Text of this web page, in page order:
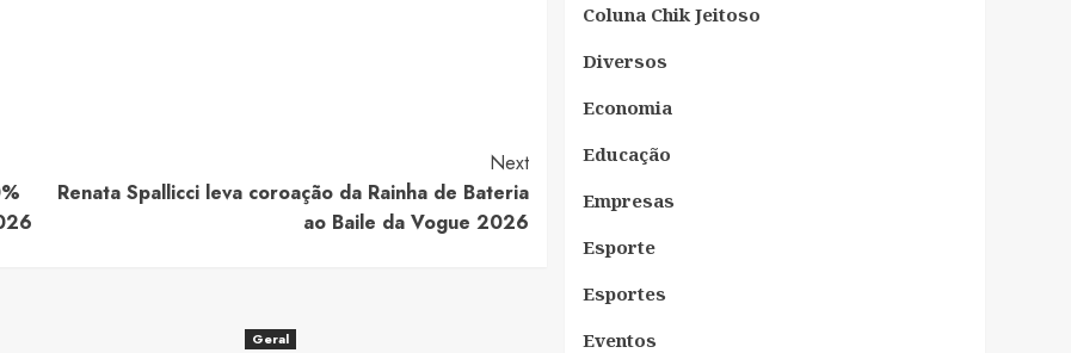
Next
Renata Spallicci leva coroação da Rainha de Bateria
ao Baile da Vogue 2026
Geral
Coluna Chik Jeitoso
Diversos
Economia
Educação
Empresas
Esporte
Esportes
Eventos